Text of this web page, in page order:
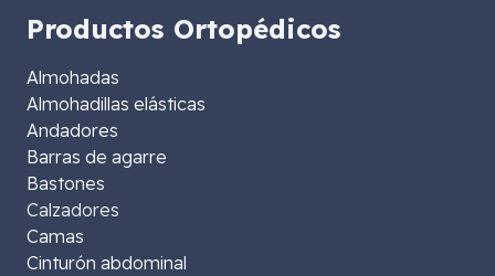
Productos Ortopédicos
Almohadas
Almohadillas elásticas
Andadores
Barras de agarre
Bastones
Calzadores
Camas
Cinturón abdominal